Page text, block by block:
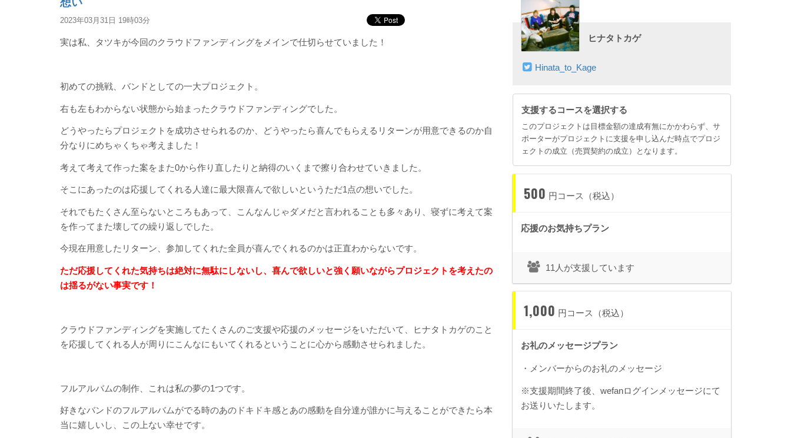
2023年03月31日 19時03分
実は私、タツキが今回のクラウドファンディングをメインで仕切らせていました！
初めての挑戦、バンドとしての一大プロジェクト。
右も左もわからない状態から始まったクラウドファンディングでした。
どうやったらプロジェクトを成功させられるのか、どうやったら喜んでもらえるリターンが用意できるのか自
分なりにめちゃくちゃ考えました！
考えて考えて作った案をまた0から作り直したりと納得のいくまで擦り合わせていきました。
そこにあったのは応援してくれる人達に最大限喜んで欲しいというただ1点の想いでした。
それでもたくさん至らないところもあって、こんなんじゃダメだと言われることも多々あり、寝ずに考えて案
を作ってまた壊しての繰り返しでした。
今現在用意したリターン、参加してくれた全員が喜んでくれるのかは正直わからないです。
ただ応援してくれた気持ちは絶対に無駄にしないし、喜んで欲しいと強く願いながらプロジェクトを考えたの
は揺るがない事実です！
クラウドファンディングを実施してたくさんのご支援や応援のメッセージをいただいて、ヒナタトカゲのこと
を応援してくれる人が周りにこんなにもいてくれるということに心から感動させられました。
フルアルバムの制作、これは私の夢の1つです。
好きなバンドのフルアルバムがでる時のあのドキドキ感とあの感動を自分達が誰かに与えることができたら本
当に嬉しいし、この上ない幸せです。
ヒナタトカゲ
Hinata_to_Kage
支援するコースを選択する
このプロジェクトは目標金額の達成有無にかかわらず、サ
ポーターがプロジェクトに支援を申し込んだ時点でプロジ
ェクトの成立（売買契約の成立）となります。
500 円コース（税込）
応援のお気持ちプラン
11人が支援しています
1,000 円コース（税込）
お礼のメッセージプラン
・メンバーからのお礼のメッセージ
※支援期間終了後、wefanログインメッセージにて
お送りいたします。